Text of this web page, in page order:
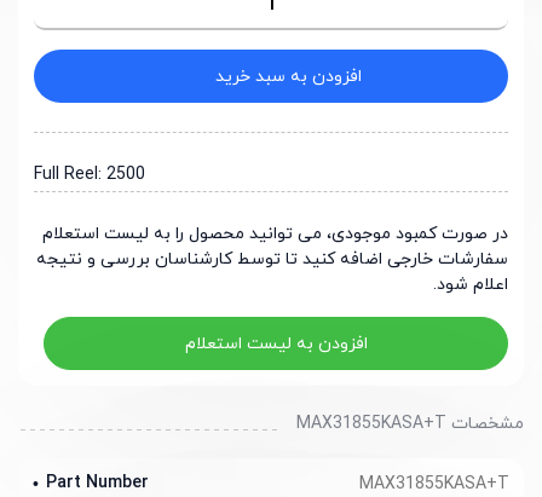
افزودن به سبد خرید
Full Reel: 2500
در صورت کمبود موجودی، می توانید محصول را به لیست استعلام
سفارشات خارجی اضافه کنید تا توسط کارشناسان بررسی و نتیجه
اعلام شود.
افزودن به لیست استعلام
مشخصات MAX31855KASA+T
MAX31855KASA+T
Part Number